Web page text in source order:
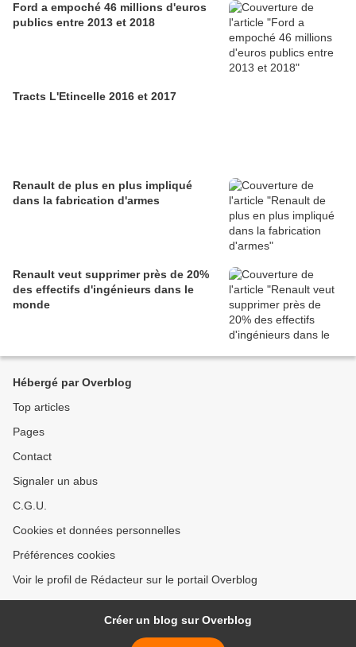
Ford a empoché 46 millions d'euros
publics entre 2013 et 2018
Tracts L'Etincelle 2016 et 2017
Renault de plus en plus impliqué
dans la fabrication d'armes
Renault veut supprimer près de 20%
des effectifs d'ingénieurs dans le
monde
Hébergé par Overblog
Top articles
Pages
Contact
Signaler un abus
C.G.U.
Cookies et données personnelles
Préférences cookies
Voir le profil de Rédacteur sur le portail Overblog
Créer un blog sur Overblog